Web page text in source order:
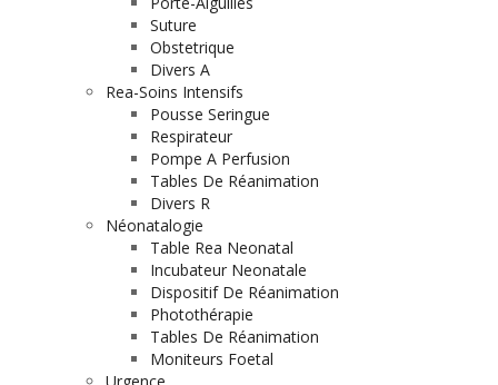
Suture
Obstetrique
Divers A
Rea-Soins Intensifs
Pousse Seringue
Respirateur
Pompe A Perfusion
Tables De Réanimation
Divers R
Néonatalogie
Table Rea Neonatal
Incubateur Neonatale
Dispositif De Réanimation
Photothérapie
Tables De Réanimation
Moniteurs Foetal